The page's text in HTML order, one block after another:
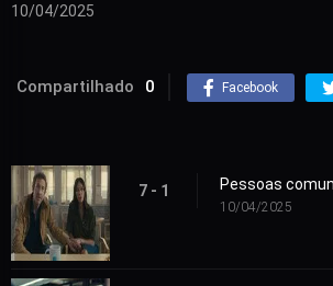
10/04/2025
Compartilhado 0 Facebook
7 - 1 Pessoas
10/04/2025